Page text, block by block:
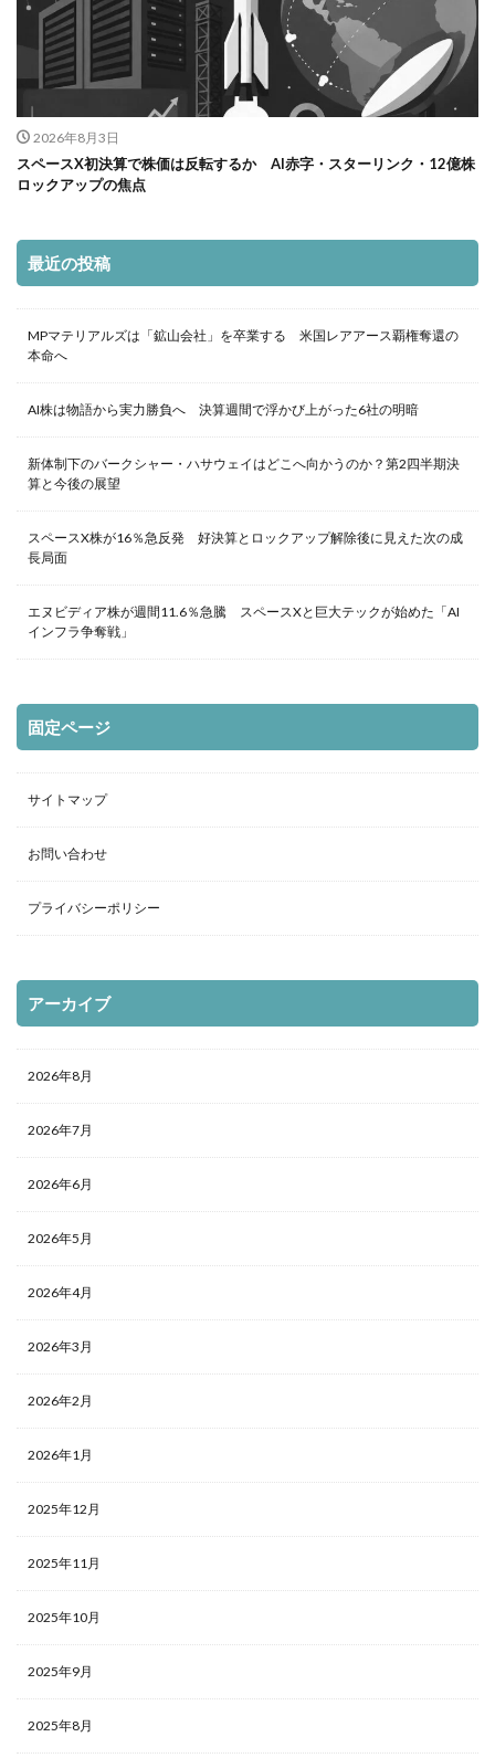
2026年8月3日
スペースX初決算で株価は反転するか AI赤字・スターリンク・12億株
ロックアップの焦点
最近の投稿
MPマテリアルズは「鉱山会社」を卒業する 米国レアアース覇権奪還の
本命へ
AI株は物語から実力勝負へ 決算週間で浮かび上がった6社の明暗
新体制下のバークシャー・ハサウェイはどこへ向かうのか？第2四半期決
算と今後の展望
スペースX株が16％急反発 好決算とロックアップ解除後に見えた次の成
長局面
エヌビディア株が週間11.6％急騰 スペースXと巨大テックが始めた「AI
インフラ争奪戦」
固定ページ
サイトマップ
お問い合わせ
プライバシーポリシー
アーカイブ
2026年8月
2026年7月
2026年6月
2026年5月
2026年4月
2026年3月
2026年2月
2026年1月
2025年12月
2025年11月
2025年10月
2025年9月
2025年8月